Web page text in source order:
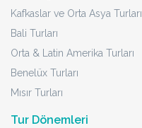
Kafkaslar ve Orta Asya Turları
Bali Turları
Orta & Latin Amerika Turları
Benelüx Turları
Mısır Turları
Tur Dönemleri